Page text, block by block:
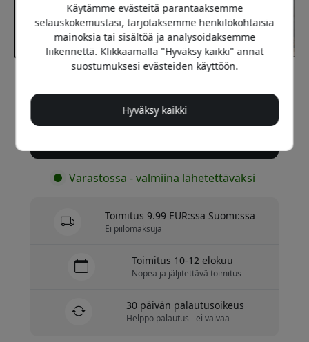
29.99 EUR
Varastossa - valmiina lähetettäväksi
Toimitus 9.99 EUR:ssa Suomi:ssa
Ei piilomaksuja
Toimitus 10-12 elokuu
Nopea ja jäljitettävä toimitus
30 päivän palautusoikeus
Helppo palautus - ei vaivaa
Käytämme evästeitä parantaaksemme
selauskokemustasi, tarjotaksemme henkilökohtaisia
mainoksia tai sisältöä ja analysoidaksemme
liikennettä. Klikkaamalla "Hyväksy kaikki" annat
suostumuksesi evästeiden käyttöön.
Hyväksy kaikki